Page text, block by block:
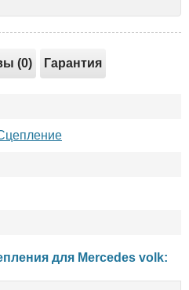
(0) Гарантия
для Mercedes volk: